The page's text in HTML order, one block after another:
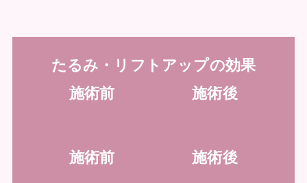
たるみ・リフトアップの効果
施術前 施術後
施術前 施術後